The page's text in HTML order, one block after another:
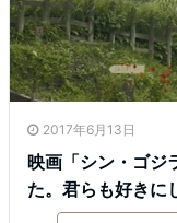
2017年6月13日
映画「シン・ゴジ
た。君らも好きに